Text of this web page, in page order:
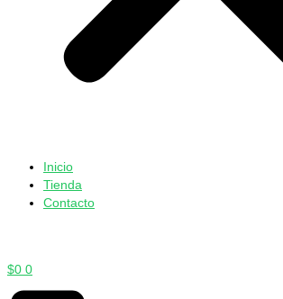
Inicio
Tienda
Contacto
$0 0